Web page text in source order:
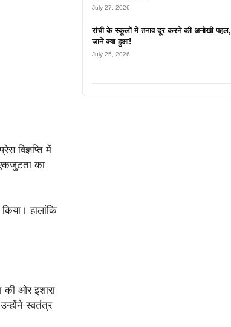
विज्ञप्ति में
का
हालांकि
की ओर इशारा
स्वतंत्र
July 27, 2026
रांची के स्कूलों में तनाव दूर करने की अनोखी पहल,
जानें क्या हुआ!
July 25, 2026